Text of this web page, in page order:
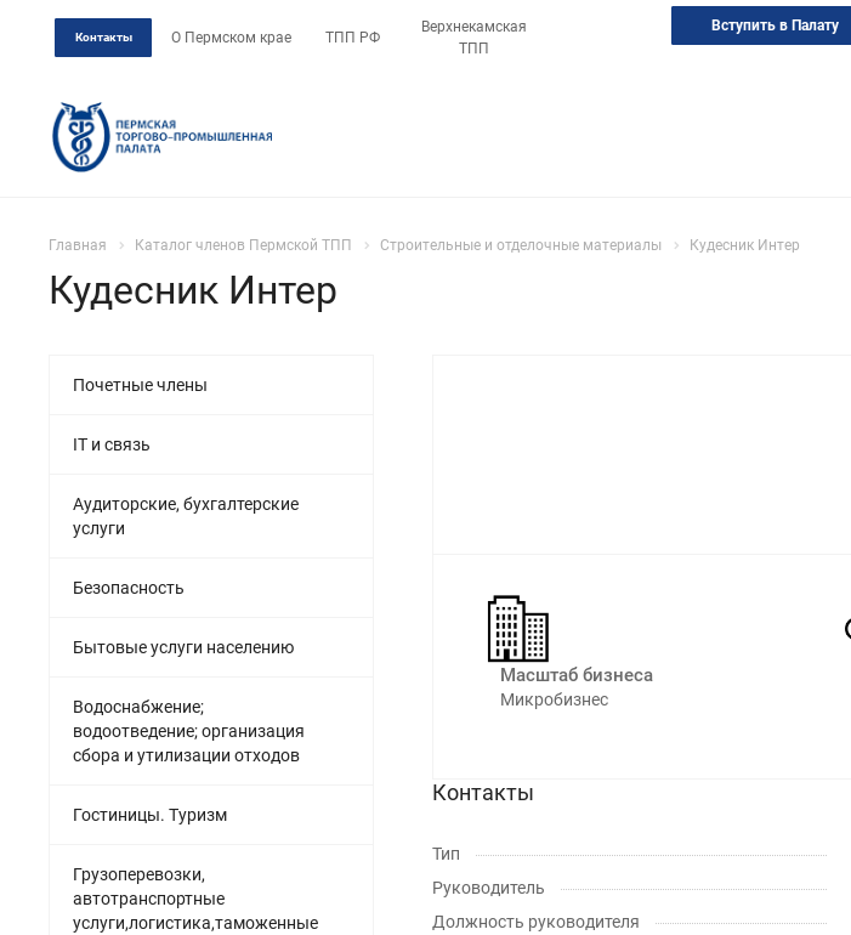
Контакты О Пермском крае ТПП РФ
Верхнекамская
ТПП
Вступить в Палату
Главная Каталог членов Пермской ТПП Строительные и отделочные материалы Кудесник Интер
Кудесник Интер
Масштаб бизнеса
Микробизнес
Контакты
Тип
Руководитель
Должность руководителя
Почетные члены
IT и связь
Аудиторские, бухгалтерские
услуги
Безопасность
Бытовые услуги населению
Водоснабжение;
водоотведение; организация
сбора и утилизации отходов
Гостиницы. Туризм
Грузоперевозки,
автотранспортные
услуги,логистика,таможенные